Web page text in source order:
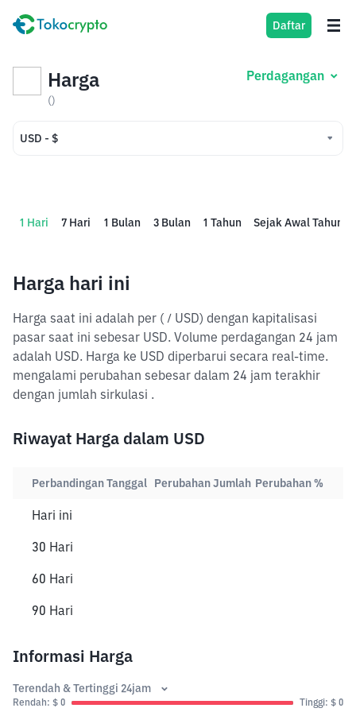
Daftar
Harga
()
Perdagangan
USD - $
1 Hari
7 Hari 1 Bulan 3 Bulan 1 Tahun Sejak Awal Tahun
Harga hari ini
Harga saat ini adalah per ( / USD) dengan kapitalisasi
pasar saat ini sebesar USD. Volume perdagangan 24 jam
adalah USD. Harga ke USD diperbarui secara real-time.
mengalami perubahan sebesar dalam 24 jam terakhir
dengan jumlah sirkulasi .
Riwayat Harga dalam USD
Perbandingan Tanggal Perubahan Jumlah Perubahan %
Hari ini
30 Hari
60 Hari
90 Hari
Informasi Harga
Terendah & Tertinggi 24jam
Rendah: $ 0 Tinggi: $ 0